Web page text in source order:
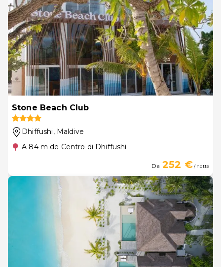
Stone Beach Club
Dhiffushi, Maldive
A 84 m de Centro di Dhiffushi
Da 252 €/ notte